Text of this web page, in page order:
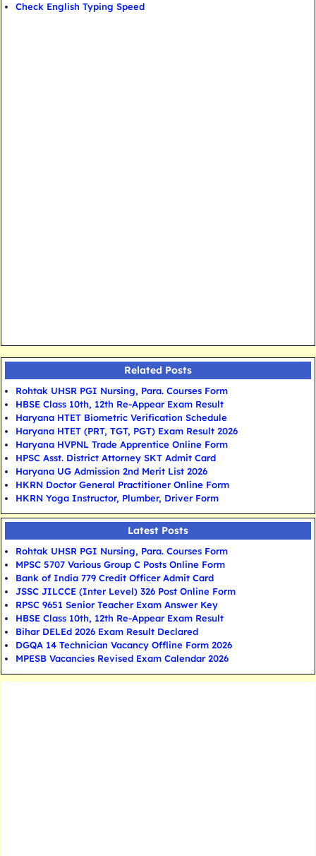
Check English Typing Speed
Related Posts
Rohtak UHSR PGI Nursing, Para. Courses Form
HBSE Class 10th, 12th Re-Appear Exam Result
Haryana HTET Biometric Verification Schedule
Haryana HTET (PRT, TGT, PGT) Exam Result 2026
Haryana HVPNL Trade Apprentice Online Form
HPSC Asst. District Attorney SKT Admit Card
Haryana UG Admission 2nd Merit List 2026
HKRN Doctor General Practitioner Online Form
HKRN Yoga Instructor, Plumber, Driver Form
Latest Posts
Rohtak UHSR PGI Nursing, Para. Courses Form
MPSC 5707 Various Group C Posts Online Form
Bank of India 779 Credit Officer Admit Card
JSSC JILCCE (Inter Level) 326 Post Online Form
RPSC 9651 Senior Teacher Exam Answer Key
HBSE Class 10th, 12th Re-Appear Exam Result
Bihar DELEd 2026 Exam Result Declared
DGQA 14 Technician Vacancy Offline Form 2026
MPESB Vacancies Revised Exam Calendar 2026